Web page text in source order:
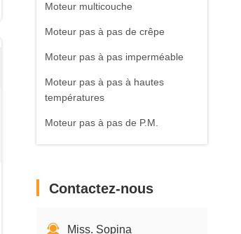
Moteur multicouche
Moteur pas à pas de crêpe
Moteur pas à pas imperméable
Moteur pas à pas à hautes
températures
Moteur pas à pas de P.M.
Moteur sans balais à courant
Contrôleur Driver de moteur
Accessoires de moteur pas à pas
Contactez-nous
Miss. Sopina